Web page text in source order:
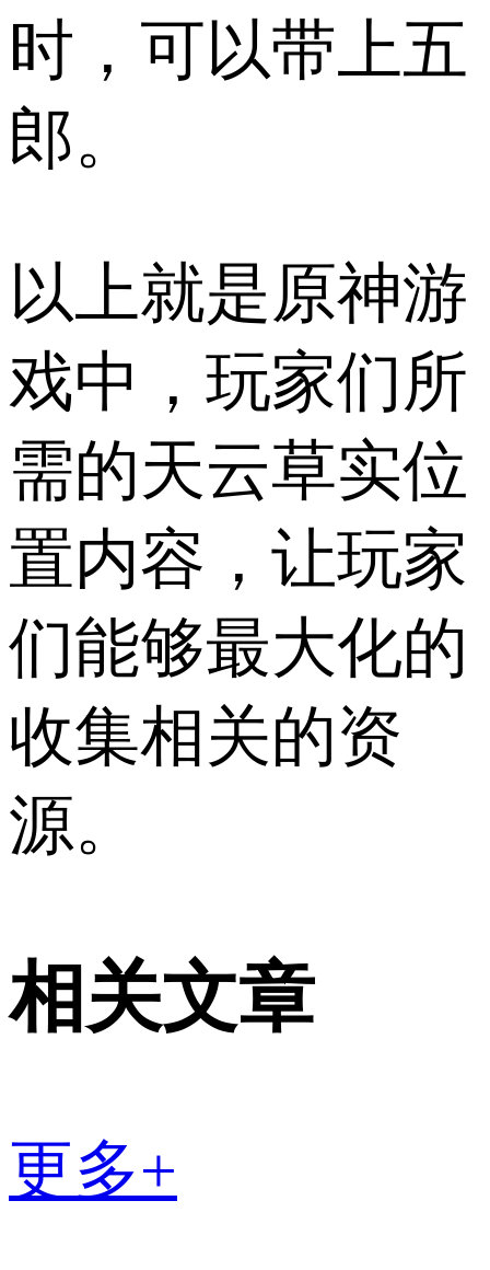
时，可以带上五
郎。
以上就是原神游
戏中，玩家们所
需的天云草实位
置内容，让玩家
们能够最大化的
收集相关的资
源。
相关文章
更多+